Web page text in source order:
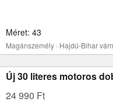
Méret: 43
Magánszemély · Hajdú-Bihar
Új 30 literes motoros
24 990 Ft